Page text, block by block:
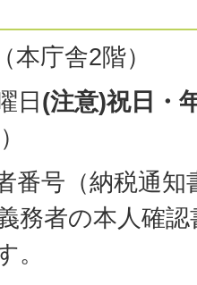
本庁舎2階）
日(注意)祝日・
番号（納税通知
務者の本人確
。